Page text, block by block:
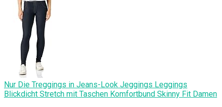
Nur Die Treggings in Jeans-Look Jeggings Leggings
Blickdicht Stretch mit Taschen Komfortbund Skinny Fit Damen